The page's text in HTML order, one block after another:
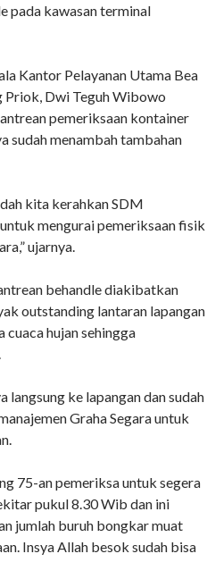
pada kawasan terminal
Kantor Pelayanan Utama Bea
Priok, Dwi Teguh Wibowo
pemeriksaan kontainer
sudah menambah tambahan
kita kerahkan SDM
mengurai pemeriksaan fisik
ujarnya.
behandle diakibatkan
outstanding lantaran lapangan
hujan sehingga
langsung ke lapangan dan sudah
Graha Segara untuk
75-an pemeriksa untuk segera
pukul 8.30 Wib dan ini
jumlah buruh bongkar muat
Insya Allah besok sudah bisa